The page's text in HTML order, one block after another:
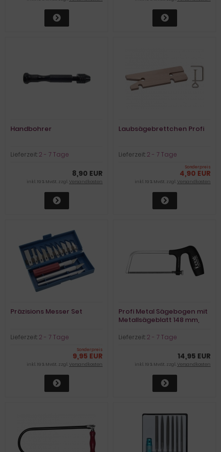
Handbohrer
Lieferzeit:2 - 7 Tage
8,90 EUR
inkl. 19 % MwSt. zzgl.Versandkosten
Laubsägebrettchen Profi
Lieferzeit:2 - 7 Tage
Sonderpreis
4,90 EUR
inkl. 19 % MwSt. zzgl.Versandkosten
Präzisions Messer Set
Lieferzeit:2 - 7 Tage
Sonderpreis
9,95 EUR
inkl. 19 % MwSt. zzgl.Versandkosten
Profi Metal Sägebogen mit
Metallsägeblatt 148 mm,
Lieferzeit:2 - 7 Tage
14,95 EUR
inkl. 19 % MwSt. zzgl.Versandkosten